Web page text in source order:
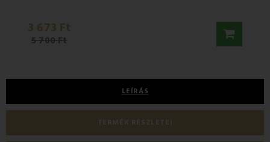
3 673 Ft
5 700 Ft
LEÍRÁS
TERMÉK RÉSZLETEI